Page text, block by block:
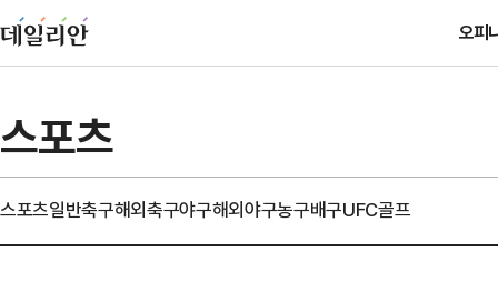
오피
스포츠
스포츠일반축구해외축구야구해외야구농구배구UFC골프